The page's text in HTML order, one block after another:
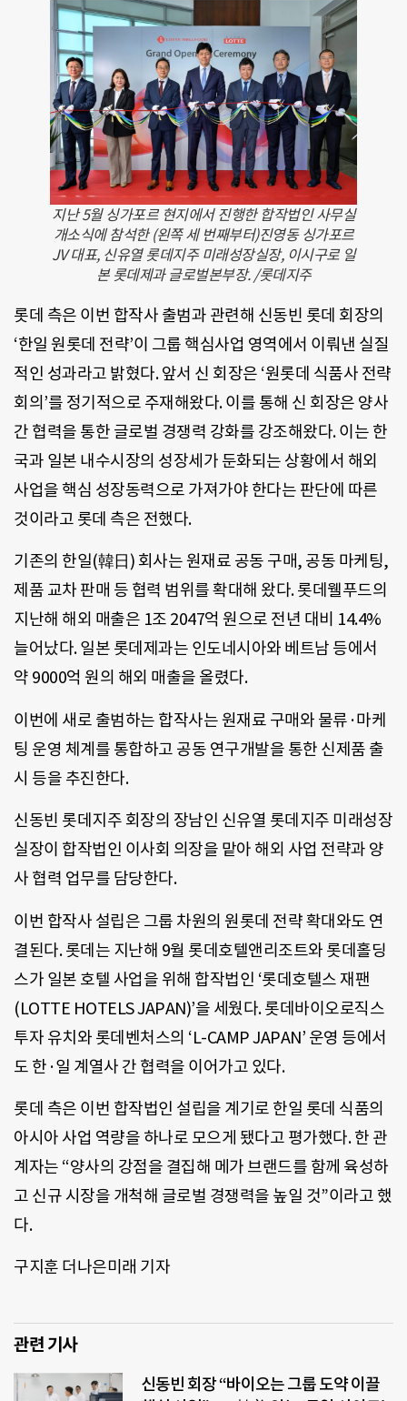
지난 5월 싱가포르 현지에서 진행한 합작법인 사무실
개소식에 참석한 (왼쪽 세 번째부터)진영동 싱가포르
JV 대표, 신유열 롯데지주 미래성장실장, 이시구로 일
본 롯데제과 글로벌본부장. /롯데지주
롯데 측은 이번 합작사 출범과 관련해 신동빈 롯데 회장의
‘한일 원롯데 전략’이 그룹 핵심사업 영역에서 이뤄낸 실질
적인 성과라고 밝혔다. 앞서 신 회장은 ‘원롯데 식품사 전략
회의’를 정기적으로 주재해왔다. 이를 통해 신 회장은 양사
간 협력을 통한 글로벌 경쟁력 강화를 강조해왔다. 이는 한
국과 일본 내수시장의 성장세가 둔화되는 상황에서 해외
사업을 핵심 성장동력으로 가져가야 한다는 판단에 따른
것이라고 롯데 측은 전했다.
기존의 한일(韓日) 회사는 원재료 공동 구매, 공동 마케팅,
제품 교차 판매 등 협력 범위를 확대해 왔다. 롯데웰푸드의
지난해 해외 매출은 1조 2047억 원으로 전년 대비 14.4%
늘어났다. 일본 롯데제과는 인도네시아와 베트남 등에서
약 9000억 원의 해외 매출을 올렸다.
이번에 새로 출범하는 합작사는 원재료 구매와 물류·마케
팅 운영 체계를 통합하고 공동 연구개발을 통한 신제품 출
시 등을 추진한다.
신동빈 롯데지주 회장의 장남인 신유열 롯데지주 미래성장
실장이 합작법인 이사회 의장을 맡아 해외 사업 전략과 양
사 협력 업무를 담당한다.
이번 합작사 설립은 그룹 차원의 원롯데 전략 확대와도 연
결된다. 롯데는 지난해 9월 롯데호텔앤리조트와 롯데홀딩
스가 일본 호텔 사업을 위해 합작법인 ‘롯데호텔스 재팬
(LOTTE HOTELS JAPAN)’을 세웠다. 롯데바이오로직스
투자 유치와 롯데벤처스의 ‘L-CAMP JAPAN’ 운영 등에서
도 한·일 계열사 간 협력을 이어가고 있다.
롯데 측은 이번 합작법인 설립을 계기로 한일 롯데 식품의
아시아 사업 역량을 하나로 모으게 됐다고 평가했다. 한 관
계자는 “양사의 강점을 결집해 메가 브랜드를 함께 육성하
고 신규 시장을 개척해 글로벌 경쟁력을 높일 것”이라고 했
다.
구지훈 더나은미래 기자
관련 기사
신동빈 회장 “바이오는 그룹 도약 이끌